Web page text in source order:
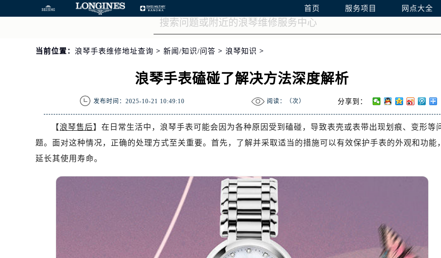
首页 服务项目 网点大全
当前位置： 浪琴手表维修地址查询 > 新闻/知识/问答 > 浪琴知识 >
浪琴手表磕碰了解决方法深度解析
发布时间：2025-10-21 10:49:10 阅读：（次） 分享到：
【浪琴售后】在日常生活中，浪琴手表可能会因为各种原因受到磕碰，导致表壳或表带出现划痕、变形等
题。面对这种情况，正确的处理方式至关重要。首先，了解并采取适当的措施可以有效保护手表的外观和功能，
延长其使用寿命。